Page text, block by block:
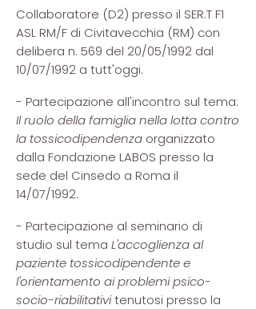
Collaboratore (D2) presso il SER.T F1
ASL RM/F di Civitavecchia (RM) con
delibera n. 569 del 20/05/1992 dal
10/07/1992 a tutt'oggi.
- Partecipazione all'incontro sul tema:
Il ruolo della famiglia nella lotta contro
la tossicodipendenza organizzato
dalla Fondazione LABOS presso la
sede del Cinsedo a Roma il
14/07/1992.
- Partecipazione al seminario di
studio sul tema L'accoglienza al
paziente tossicodipendente e
l'orientamento ai problemi psico-
socio-riabilitativitenutosi presso la